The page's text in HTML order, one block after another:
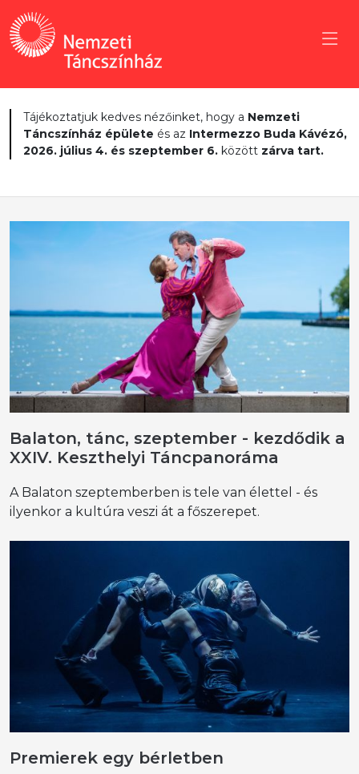
Tájékoztatjuk kedves nézőinket, hogy a Nemzeti
Táncszínház épülete és az Intermezzo Buda Kávézó,
2026. július 4. és szeptember 6. között zárva tart.
Balaton, tánc, szeptember - kezdődik a
XXIV. Keszthelyi Táncpanoráma
A Balaton szeptemberben is tele van élettel - és
ilyenkor a kultúra veszi át a főszerepet.
Premierek egy bérletben